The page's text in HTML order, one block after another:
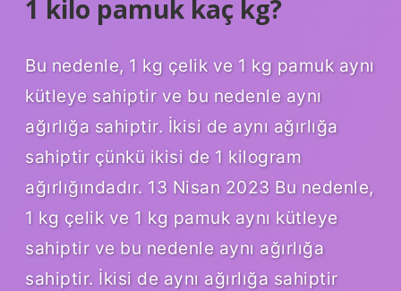
1 kilo pamuk kaç kg?
Bu nedenle, 1 kg çelik ve 1 kg pamuk aynı
kütleye sahiptir ve bu nedenle aynı
ağırlığa sahiptir. İkisi de aynı ağırlığa
sahiptir çünkü ikisi de 1 kilogram
ağırlığındadır. 13 Nisan 2023 Bu nedenle,
1 kg çelik ve 1 kg pamuk aynı kütleye
sahiptir ve bu nedenle aynı ağırlığa
sahiptir. İkisi de aynı ağırlığa sahiptir